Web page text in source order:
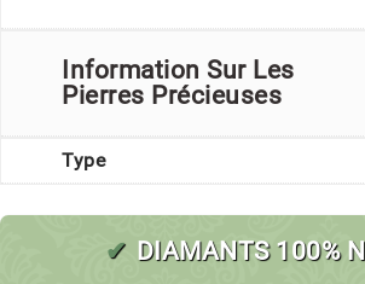
Information Sur Les
Pierres Précieuses
Type
✔ DIAMANTS 100%